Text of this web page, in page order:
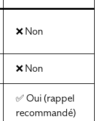
❌ Non
❌ Non
✅ Oui (rappel
recommandé)